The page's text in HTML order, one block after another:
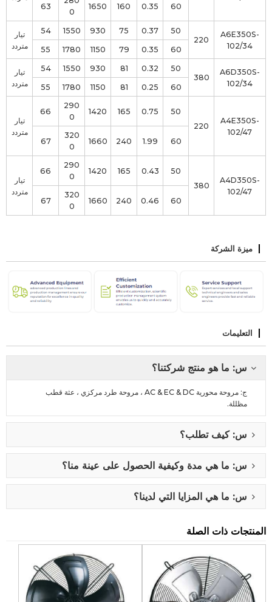
60
0.35
160
1650
0
63
A6E350S-
102/34
220
50
0.37
75
930
1550
54
تيار
متردد
60
0.35
79
1150
1780
55
A6D350S-
102/34
380
50
0.32
81
930
1550
54
تيار
متردد
60
0.25
81
1150
1780
55
A4E350S-
102/47
220
50
0.75
165
1420
290
0
66
تيار
متردد
60
1.99
240
1660
320
0
67
A4D350S-
102/47
380
50
0.43
165
1420
290
0
66
تيار
متردد
60
0.46
240
1660
320
0
67
ميزة الشركة
التعليمات
س: ما هو منتج شركتنا؟
ج: مروحة محورية AC & EC & DC ، مروحة طرد مركزي ، عثة قطب
مظللة.
س: كيف تطلب؟
س: ما هي مدة وكيفية الحصول على عينة منا؟
س: ما هي المزايا التي لدينا؟
المنتجات ذات الصلة